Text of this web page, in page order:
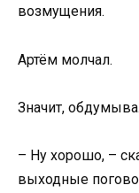
возмущения.
Артём молчал.
Значит,
– Ну хорошо, –
выходные